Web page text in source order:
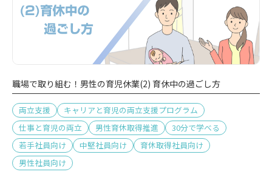
職場で取り組む！男性の育児休業(2) 育休中の過ごし方
両立支援
キャリアと育児の両立支援プログラム
仕事と育児の両立
男性育休取得推進
30分で学べる
若手社員向け
中堅社員向け
育休取得社員向け
男性社員向け